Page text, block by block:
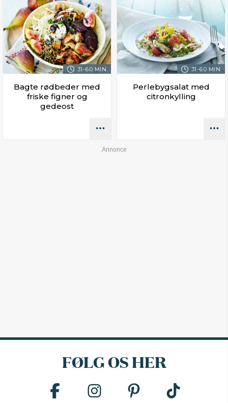
31-60 MIN.
Bagte rødbeder med
friske figner og
gedeost
31-60 MIN.
Perlebygsalat med
citronkylling
FØLG OS HER